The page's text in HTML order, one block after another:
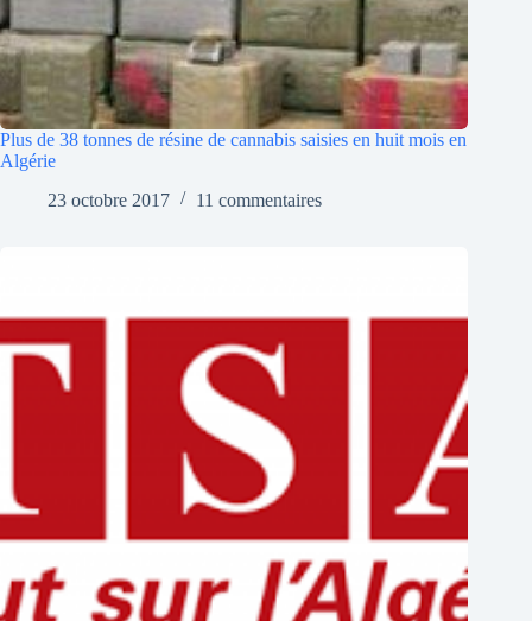
Plus de 38 tonnes de résine de cannabis saisies en huit mois en
Algérie
23 octobre 2017
11 commentaires